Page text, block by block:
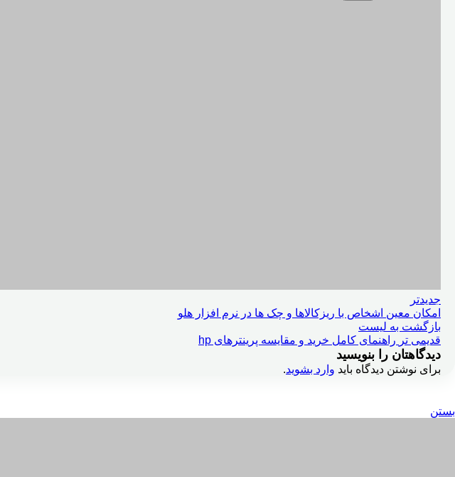
جدیدتر
امکان معین اشخاص با ریزکالاها و چک ها در نرم افزار هلو
بازگشت به لیست
قدیمی تر راهنمای کامل خرید و مقایسه پرینترهای hp
دیدگاهتان را بنویسید
برای نوشتن دیدگاه باید وارد بشوید.
بستن